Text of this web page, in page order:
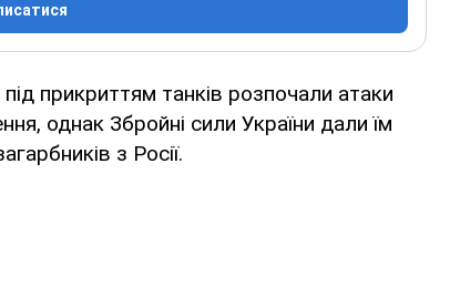
під прикриттям танків розпочали атаки
однак Збройні сили України дали їм
з Росії.